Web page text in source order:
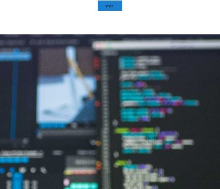
ver